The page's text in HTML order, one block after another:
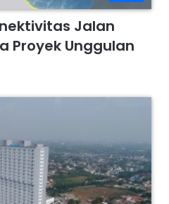
Jalan
Proyek Unggulan